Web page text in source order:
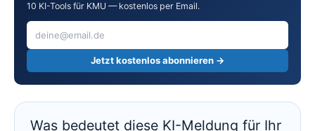
10 KI-Tools für KMU — kostenlos per Email.
Jetzt kostenlos abonnieren →
Was bedeutet diese KI-Meldung für Ihr